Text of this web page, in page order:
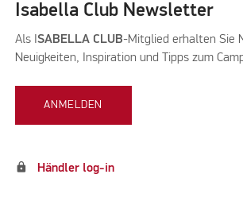
Isabella Club Newsletter
Als I SABELLA CLUB-Mitglied erhalten Sie
Neuigkeiten, Inspiration und Tipps zum
ANMELDEN
lock Händler log-in